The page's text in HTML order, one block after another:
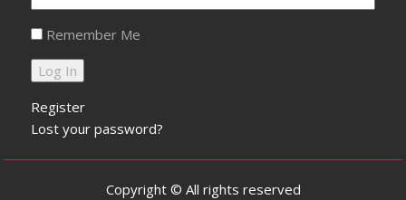
Remember Me
Register
Lost your password?
Copyright © All rights reserved